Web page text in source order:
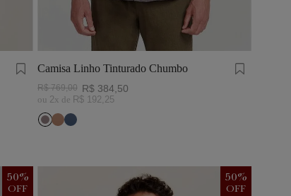
Camisa Linho Tinturado Chumbo
R$ 769,00 R$ 384 50
ou 2x de R$ 192 25
50%
OFF
50%
OFF